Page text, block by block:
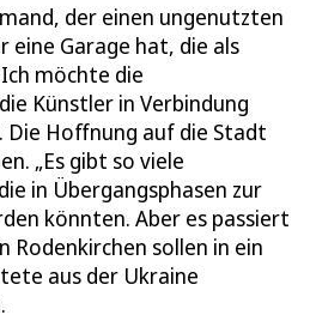
der einen ungenutzten
eine Garage hat, die als
möchte die
Künstler in Verbindung
Die Hoffnung auf die Stadt
„Es gibt so viele
in Übergangsphasen zur
könnten. Aber es passiert
Rodenkirchen sollen in ein
aus der Ukraine